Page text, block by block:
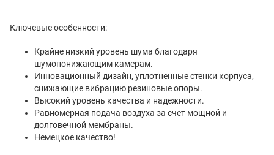
Ключевые особенности:
Крайне низкий уровень шума благодаря
шумопонижающим камерам.
Инновационный дизайн, уплотненные стенки корпуса,
снижающие вибрацию резиновые опоры.
Высокий уровень качества и надежности.
Равномерная подача воздуха за счет мощной и
долговечной мембраны.
Немецкое качество!